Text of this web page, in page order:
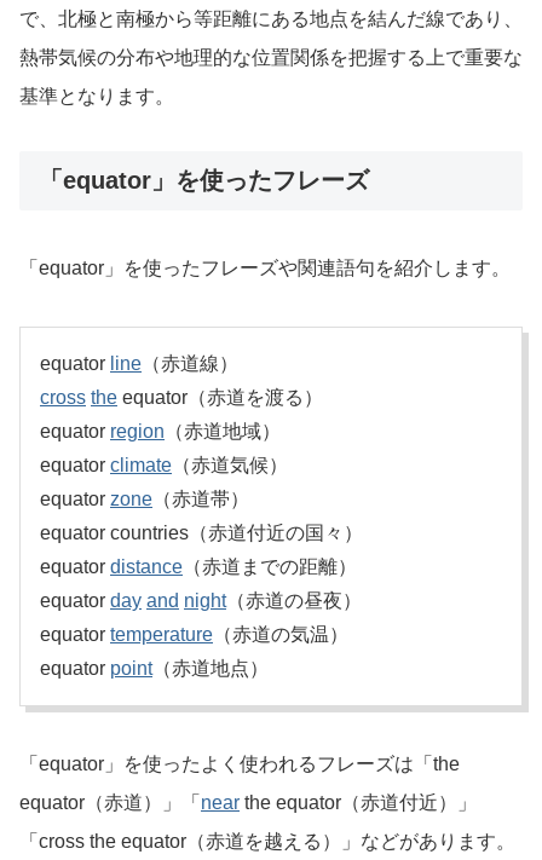
で、北極と南極から等距離にある地点を結んだ線であり、
熱帯気候の分布や地理的な位置関係を把握する上で重要な
基準となります。
「equator」を使ったフレーズ
「equator」を使ったフレーズや関連語句を紹介します。
equator line （赤道線）
cross the equator（赤道を渡る）
equator region （赤道地域）
equator climate （赤道気候）
equator zone （赤道帯）
equator countries（赤道付近の国々）
equator distance （赤道までの距離）
equator day and night（赤道の昼夜）
equator temperature （赤道の気温）
equator point（赤道地点）
「equator」を使ったよく使われるフレーズは「the
equator（赤道）」「 near the equator（赤道付近）」
「cross the equator（赤道を越える）」などがあります。